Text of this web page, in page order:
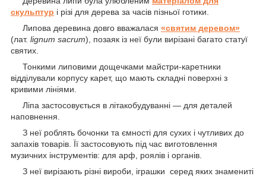
скульптур і різі для дерева за часів пізньої готики.
Липова деревина довго вважалася «святим деревом»
(лат. lignum sacrum), позаяк із неї були вирізані багато статуї
святих.
Тонкими липовими дощечками майстри-каретники
відділували корпусу карет, що мають складні поверхні з
кривими лініями.
Ліпа застосовується в літакобудуванні — для деталей
наповнення.
З неї роблять бочонки та ємності для сухих і чутливих до
запахів товарів. Її застосовують під час виготовлення
музичних інструментів: для арф, роялів і органів.
З неї вирізають різні вироби, іграшки серед яких знамениті